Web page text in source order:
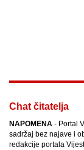
Chat čitatelja
NAPOMENA - Portal
sadržaj bez najave i
redakcije portala